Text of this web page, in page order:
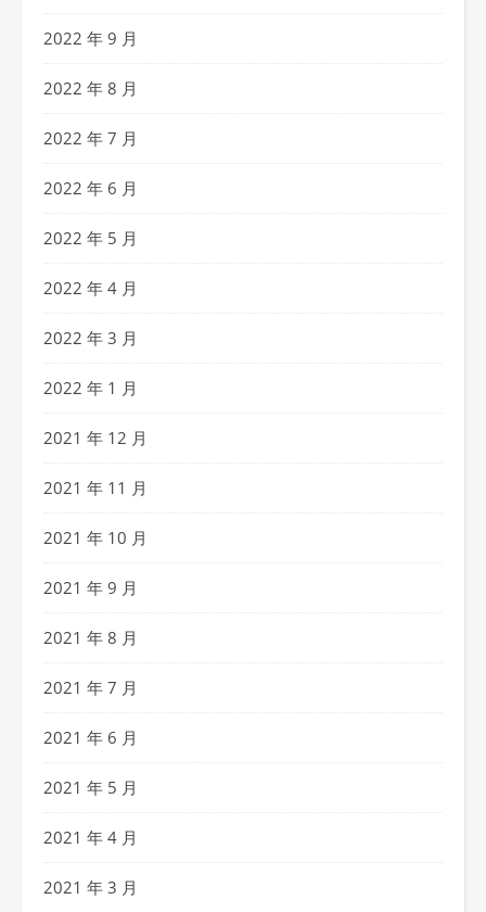
2022 年 9 月
2022 年 8 月
2022 年 7 月
2022 年 6 月
2022 年 5 月
2022 年 4 月
2022 年 3 月
2022 年 1 月
2021 年 12 月
2021 年 11 月
2021 年 10 月
2021 年 9 月
2021 年 8 月
2021 年 7 月
2021 年 6 月
2021 年 5 月
2021 年 4 月
2021 年 3 月